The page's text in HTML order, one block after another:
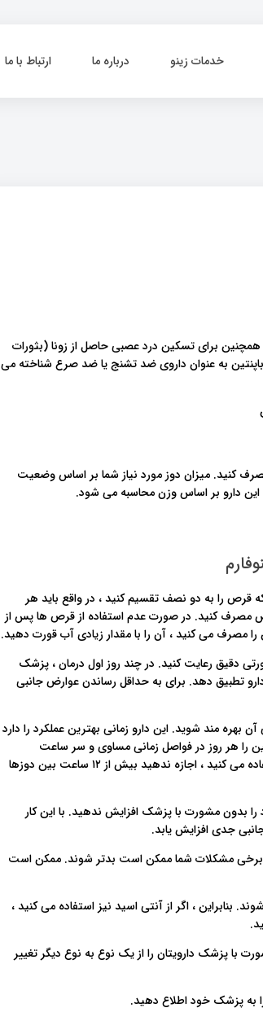
خدمات زینو درباره ما ارتباط با ما
همچنین برای تسکین درد عصبی حاصل از زونا (بثورات
به عنوان داروی ضد تشنج یا ضد صرع شناخته می
کنید. میزان دوز مورد نیاز شما بر اساس وضعیت
دارو بر اساس وزن محاسبه می شود.
قرص را به دو نصف تقسیم کنید ، در واقع باید هر
مصرف کنید. در صورت عدم استفاده از قرص ها پس از
مصرف می کنید ، آن را با مقدار زیادی آب قورت دهید.
دقیق رعایت کنید. در چند روز اول درمان ، پزشک
تطبیق دهد. برای به حداقل رساندن عوارض جانبی
بهره مند شوید. این دارو زمانی بهترین عملکرد را دارد
را هر روز در فواصل زمانی مساوی و سر ساعت
مشخصش مصرف کنید. اگر از این دارو ۳ بار در روز برای کنترل تشنج استفاده می کنید ، اجازه ندهید بیش از ۱۲ ساعت بین دوزها
بدون مشورت با پزشک افزایش ندهید. با این کار
جدی افزایش یابد.
برخی مشکلات شما ممکن است بدتر شوند. ممکن است
بنابراین ، اگر از آنتی اسید نیز استفاده می کنید ،
با پزشک دارویتان را از یک نوع به نوع دیگر تغییر
به پزشک خود اطلاع دهید.